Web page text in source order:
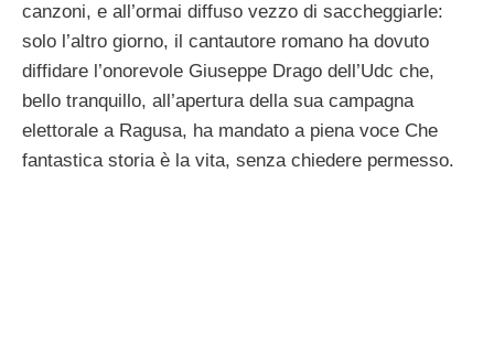
canzoni, e all’ormai diffuso vezzo di saccheggiarle:
solo l’altro giorno, il cantautore romano ha dovuto
diffidare l’onorevole Giuseppe Drago dell’Udc che,
bello tranquillo, all’apertura della sua campagna
elettorale a Ragusa, ha mandato a piena voce Che
fantastica storia è la vita, senza chiedere permesso.